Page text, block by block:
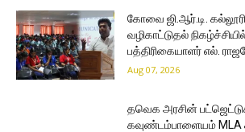
கோவை ஜி.ஆர்.டி.
வழிகாட்டுதல்
பத்திரிகையாளர் எல்.
Aug 07, 2026
தவெக அரசின்
கவுண்டம்பாளையம்